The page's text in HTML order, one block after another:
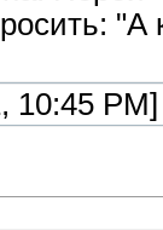
10:45 PM]